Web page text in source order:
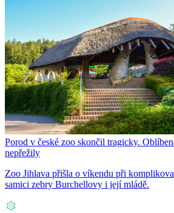
Porod v české zoo skončil tragicky.
nepřežily
Zoo Jihlava přišla o víkendu při
samici zebry Burchellovy i její mládě.